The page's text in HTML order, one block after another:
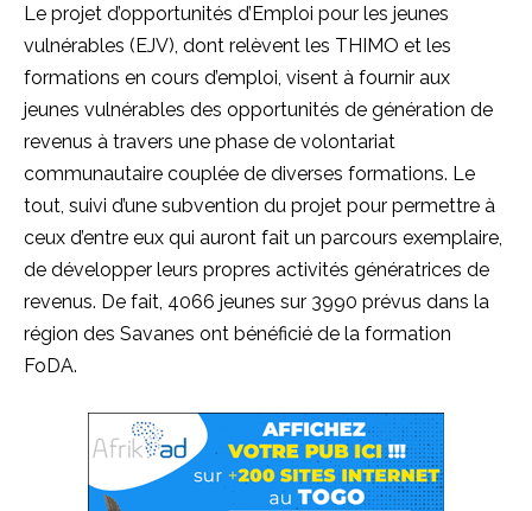
Le projet d’opportunités d’Emploi pour les jeunes
vulnérables (EJV), dont relèvent les THIMO et les
formations en cours d’emploi, visent à fournir aux
jeunes vulnérables des opportunités de génération de
revenus à travers une phase de volontariat
communautaire couplée de diverses formations. Le
tout, suivi d’une subvention du projet pour permettre à
ceux d’entre eux qui auront fait un parcours exemplaire,
de développer leurs propres activités génératrices de
revenus. De fait, 4066 jeunes sur 3990 prévus dans la
région des Savanes ont bénéficié de la formation
FoDA.